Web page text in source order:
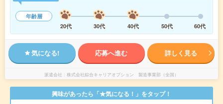
年齢層
20代
30代 40代 50代 60代
気になる! 応募へ進む 詳しく見る
派遣会社 株式会社綜合キャリアオプション 製造事業部（全国）
興味があったら「★気になる！」をタップ！